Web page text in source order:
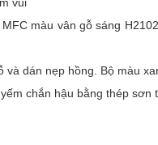
màu vân gỗ sáng
dán nẹp hồng. Bộ màu
chắn hậu bằng thép